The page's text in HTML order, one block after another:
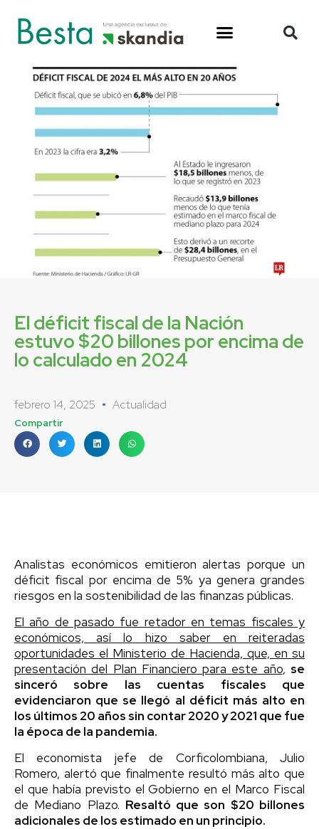
El déficit fiscal de la Nación
estuvo $20 billones por encima de
lo calculado en 2024
febrero 14, 2025 Actualidad
Compartir
Analistas económicos emitieron alertas porque un
déficit fiscal por encima de 5% ya genera grandes
riesgos en la sostenibilidad de las finanzas públicas.
El año de pasado fue retador en temas fiscales y
económicos, así lo hizo saber en reiteradas
oportunidades el Ministerio de Hacienda, que, en su
presentación del Plan Financiero para este año, se
sinceró sobre las cuentas fiscales que
evidenciaron que se llegó al déficit más alto en
los últimos 20 años sin contar 2020 y 2021 que fue
la época de la pandemia.
El economista jefe de Corficolombiana, Julio
Romero, alertó que finalmente resultó más alto que
el que había previsto el Gobierno en el Marco Fiscal
de Mediano Plazo. Resaltó que son $20 billones
adicionales de los estimado en un principio.